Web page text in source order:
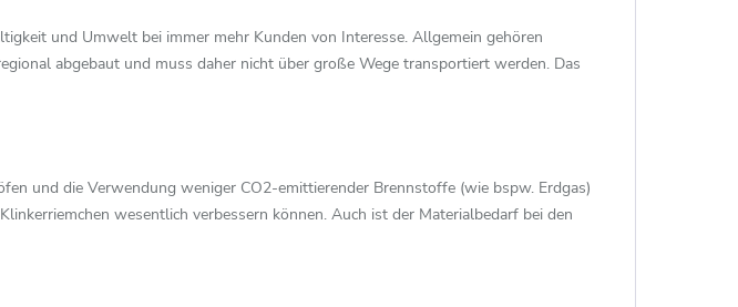
und Umwelt bei immer mehr Kunden von Interesse. Allgemein gehören
abgebaut und muss daher nicht über große Wege transportiert werden. Das
und die Verwendung weniger CO2-emittierender Brennstoffe (wie bspw. Erdgas)
wesentlich verbessern können. Auch ist der Materialbedarf bei den